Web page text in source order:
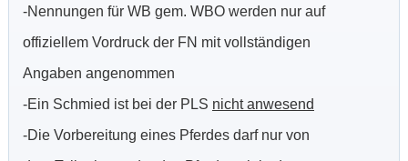
-Nennungen für WB gem. WBO werden nur auf
offiziellem Vordruck der FN mit vollständigen
Angaben angenommen
-Ein Schmied ist bei der PLS nicht anwesend
-Die Vorbereitung eines Pferdes darf nur von